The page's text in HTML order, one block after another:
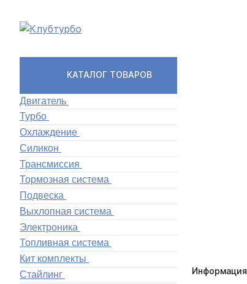
КАТАЛОГ ТОВАРОВ
Двигатель
Турбо
Охлаждение
Силикон
Трансмиссия
Тормозная система
Подвеска
Выхлопная система
Электроника
Топливная система
Кит комплекты
Стайлинг
Информация